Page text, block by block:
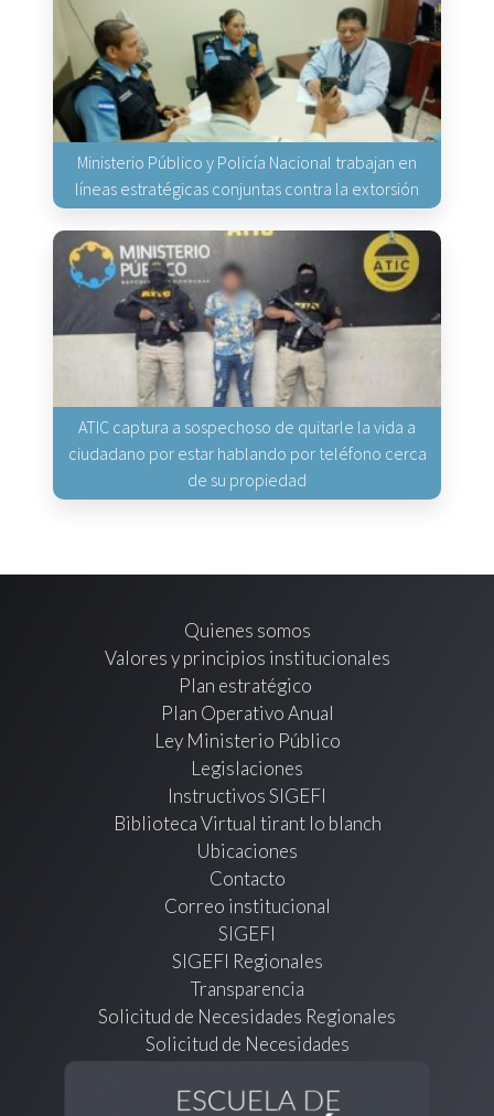
Ministerio Público y Policía Nacional trabajan en
líneas estratégicas conjuntas contra la extorsión
ATIC captura a sospechoso de quitarle la vida a
ciudadano por estar hablando por teléfono cerca
de su propiedad
Quienes somos
Valores y principios institucionales
Plan estratégico
Plan Operativo Anual
Ley Ministerio Público
Legislaciones
Instructivos SIGEFI
Biblioteca Virtual tirant lo blanch
Ubicaciones
Contacto
Correo institucional
SIGEFI
SIGEFI Regionales
Transparencia
Solicitud de Necesidades Regionales
Solicitud de Necesidades